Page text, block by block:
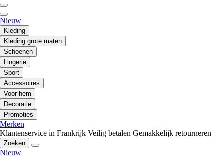
Nieuw
Kleding
Kleding grote maten
Schoenen
Lingerie
Sport
Accessoires
Voor hem
Decoratie
Promoties
Merken
Klantenservice in Frankrijk Veilig betalen Gemakkelijk retourneren
Zoeken
Nieuw